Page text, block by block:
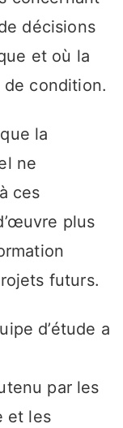
décisions
et où la
de condition.
la
ne
ces
plus
futurs.
d’étude a
par les
et les